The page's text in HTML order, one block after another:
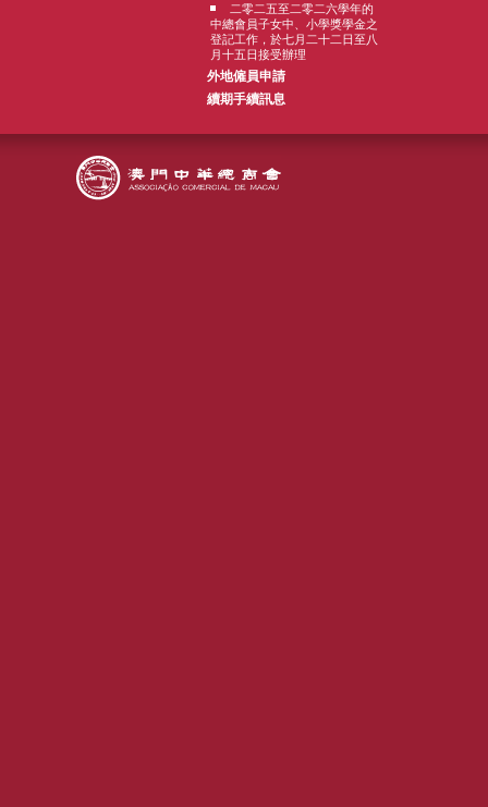
二零二五至二零二六學年的
中總會員子女中、小學獎學金之
登記工作，於七月二十二日至八
月十五日接受辦理
外地僱員申請
續期手續訊息